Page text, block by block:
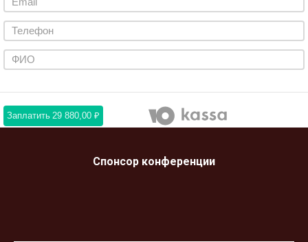
Заплатить 29 880,00 ₽
Спонсор конференции